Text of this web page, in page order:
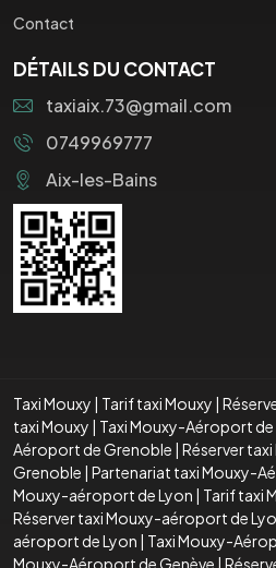
Contact
DÉTAILS DU CONTACT
taxiaix.73@gmail.com
0749969777
Aix-les-Bains
Taxi Mouxy | Tarif taxi Mouxy |
taxi Mouxy | Taxi Mouxy-Aéroport
Aéroport de Grenoble | Réserver
Grenoble | Partenariat taxi Mouxy-
Mouxy-aéroport de Lyon | Tarif taxi
Réserver taxi Mouxy-aéroport de
aéroport de Lyon | Taxi Mouxy-
Mouxy-Aéroport de Genève |